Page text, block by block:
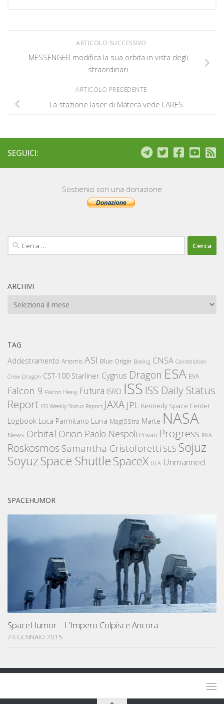
ARTICOLO SUCCESSIVO
MESSENGER modifica la sua orbita in vista degli
straordinari
ARTICOLO PRECEDENTE
La stazione laser di Matera vede LARES
SEGUICI:
Sostienici con una donazione
Ricerca
per:
ARCHIVI
Archivi
TAG
Addestramento Artemis ASI Blue Origin Boeing CNSA Constellation
Crew Dragon CST-100 Starliner Cygnus Dragon ESA EVA
Falcon 9 Falcon Heavy Futura ISRO ISS ISS Daily Status
Report ISS Weekly Status Report JAXA JPL Kennedy Space Center
Logbook Luca Parmitano Luna MagISStra Marte NASA
News Orbital Orion Paolo Nespoli Privati Progress RKA
Roskosmos Samantha Cristoforetti SLS Sojuz
SoyuzSpace ShuttleSpaceX ULA Unmanned
SPACEHUMOR
SpaceHumor – L’Impero Colpisce Ancora
24 GENNAIO 2015